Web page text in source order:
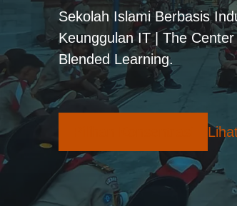
Sekolah Islami Berbasis
Keunggulan IT | The
Blended Learning.